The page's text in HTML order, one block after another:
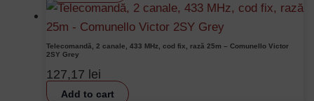
Telecomandă, 2 canale, 433 MHz, cod fix, rază 25m – Comunello Victor
2SY Grey
127,17 lei
Add to cart